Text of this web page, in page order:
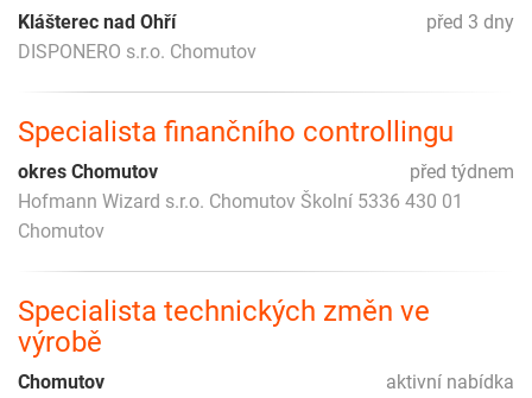
před 3 dny
Klášterec nad Ohří
DISPONERO s.r.o. Chomutov
Specialista finančního controllingu
před týdnem
okres Chomutov
Hofmann Wizard s.r.o. Chomutov Školní 5336 430 01
Chomutov
Specialista technických změn ve
výrobě
aktivní nabídka
Chomutov